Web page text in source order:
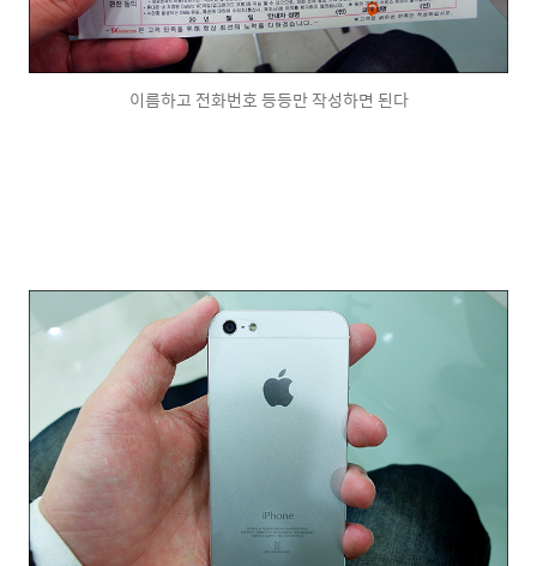
이름하고 전화번호 등등만 작성하면 된다